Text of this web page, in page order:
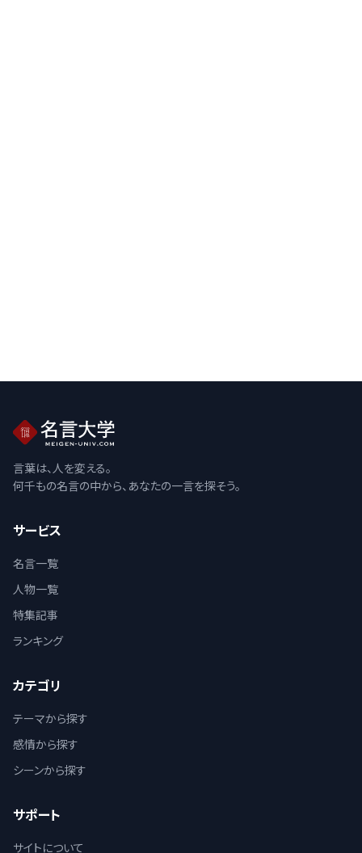
言葉は、人を変える。
何千もの名言の中から、あなたの一言を探そう。
サービス
名言一覧
人物一覧
特集記事
ランキング
カテゴリ
テーマから探す
感情から探す
シーンから探す
サポート
サイトについて